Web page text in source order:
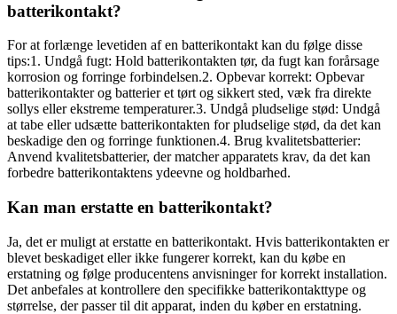
batterikontakt?
For at forlænge levetiden af en batterikontakt kan du følge disse
tips:1. Undgå fugt: Hold batterikontakten tør, da fugt kan forårsage
korrosion og forringe forbindelsen.2. Opbevar korrekt: Opbevar
batterikontakter og batterier et tørt og sikkert sted, væk fra direkte
sollys eller ekstreme temperaturer.3. Undgå pludselige stød: Undgå
at tabe eller udsætte batterikontakten for pludselige stød, da det kan
beskadige den og forringe funktionen.4. Brug kvalitetsbatterier:
Anvend kvalitetsbatterier, der matcher apparatets krav, da det kan
forbedre batterikontaktens ydeevne og holdbarhed.
Kan man erstatte en batterikontakt?
Ja, det er muligt at erstatte en batterikontakt. Hvis batterikontakten er
blevet beskadiget eller ikke fungerer korrekt, kan du købe en
erstatning og følge producentens anvisninger for korrekt installation.
Det anbefales at kontrollere den specifikke batterikontakttype og
størrelse, der passer til dit apparat, inden du køber en erstatning.